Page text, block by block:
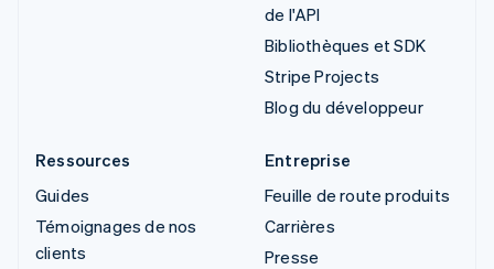
de l'API
Bibliothèques et SDK
Stripe Projects
Blog du développeur
Ressources
Guides
Témoignages de nos
clients
Entreprise
Feuille de route produits
Carrières
Presse